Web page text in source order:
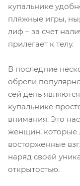
купальнике
пляжные игры,
лиф – за счет
прилегает к телу.
В последние
обрели
сей день
купальнике
внимания. Это
женщин, которые
восторженные
наряд своей
открытостью.